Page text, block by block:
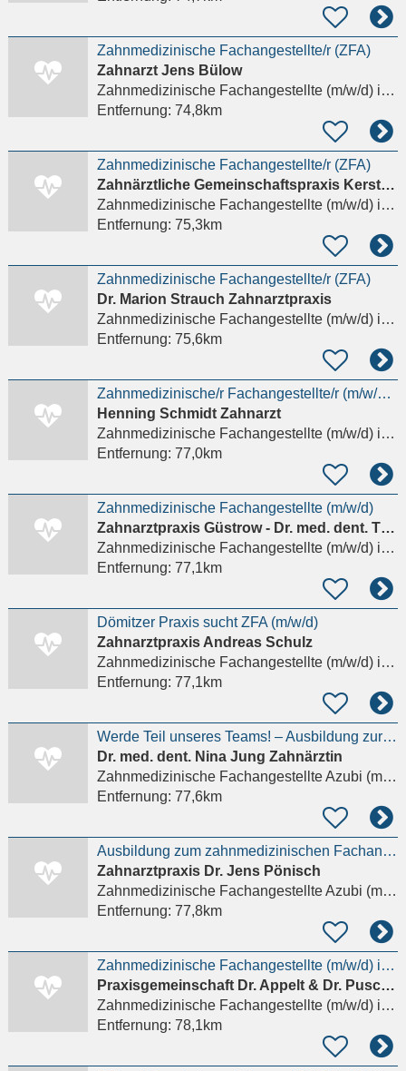
Zahnmedizinische Fachangestellte/r (ZFA)
Zahnarzt Jens Bülow
Zahnmedizinische Fachangestellte (m/w/d)in Neubrandenburg
Entfernung: 74,8km
Zahnmedizinische Fachangestellte/r (ZFA)
Zahnärztliche Gemeinschaftspraxis Kersten & Schlegel GbR
Zahnmedizinische Fachangestellte (m/w/d)in Neubrandenburg
Entfernung: 75,3km
Zahnmedizinische Fachangestellte/r (ZFA)
Dr. Marion Strauch Zahnarztpraxis
Zahnmedizinische Fachangestellte (m/w/d)in Neubrandenburg
Entfernung: 75,6km
Zahnmedizinische/r Fachangestellte/r (m/w/d) zur Stuhlassistenz
Henning Schmidt Zahnarzt
Zahnmedizinische Fachangestellte (m/w/d)in Falkensee
Entfernung: 77,0km
Zahnmedizinische Fachangestellte (m/w/d)
Zahnarztpraxis Güstrow - Dr. med. dent. Thomas Lawrenz, Gunnar Mey
Zahnmedizinische Fachangestellte (m/w/d)in Güstrow
Entfernung: 77,1km
Dömitzer Praxis sucht ZFA (m/w/d)
Zahnarztpraxis Andreas Schulz
Zahnmedizinische Fachangestellte (m/w/d)in Dömitz
Entfernung: 77,1km
Werde Teil unseres Teams! – Ausbildung zur/zum Zahnmedizinischen Fachangestellten (ZFA)
Dr. med. dent. Nina Jung Zahnärztin
Zahnmedizinische Fachangestellte Azubi (m/w/d)
Entfernung: 77,6km
Ausbildung zum zahnmedizinischen Fachangestellten (m/w/d)
Zahnarztpraxis Dr. Jens Pönisch
Zahnmedizinische Fachangestellte Azubi (m/w/d)
Entfernung: 77,8km
Zahnmedizinische Fachangestellte (m/w/d) in Falkensee Details anzeigen
Praxisgemeinschaft Dr. Appelt & Dr. Puschmann
Zahnmedizinische Fachangestellte (m/w/d)in Falkensee
Entfernung: 78,1km